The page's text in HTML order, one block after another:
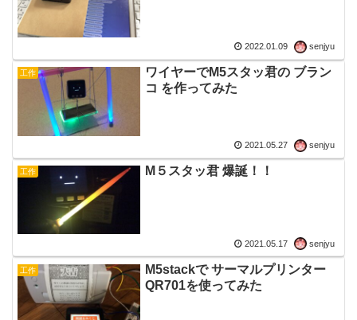
2022.01.09 senjyu
工作
ワイヤーでM5スタッ君の ブラン
コ を作ってみた
2021.05.27 senjyu
工作 M５スタッ君 爆誕！！
2021.05.17 senjyu
工作
M5stackで サーマルプリンター
QR701を使ってみた